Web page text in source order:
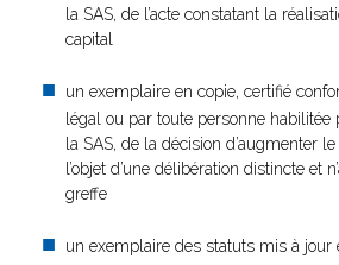
la SAS, de l’acte constatant la
capital
un exemplaire en copie, certifié
légal ou par toute personne
la SAS, de la décision d’augmenter
l’objet d’une délibération distincte et
greffe
un exemplaire des statuts mis à jour